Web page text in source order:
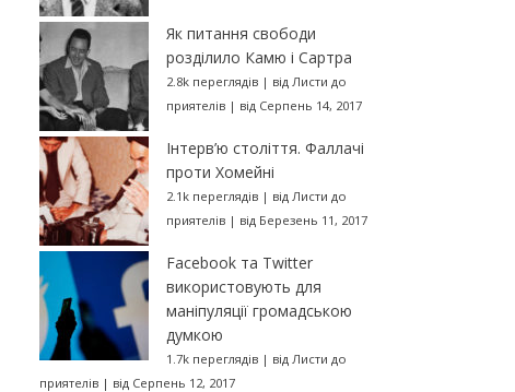
Як питання свободи
розділило Камю і Сартра
2.8k переглядів| від Листи до
приятелів| від Серпень 14, 2017
Інтерв’ю століття. Фаллачі
проти Хомейні
2.1k переглядів| від Листи до
приятелів| від Березень 11, 2017
Facebook та Twitter
використовують для
маніпуляції громадською
думкою
1.7k переглядів| від Листи до
приятелів| від Серпень 12, 2017